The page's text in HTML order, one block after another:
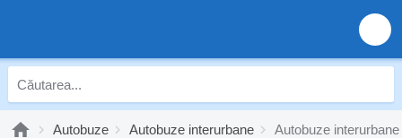
Autobuze Autobuze interurbane Autobuze